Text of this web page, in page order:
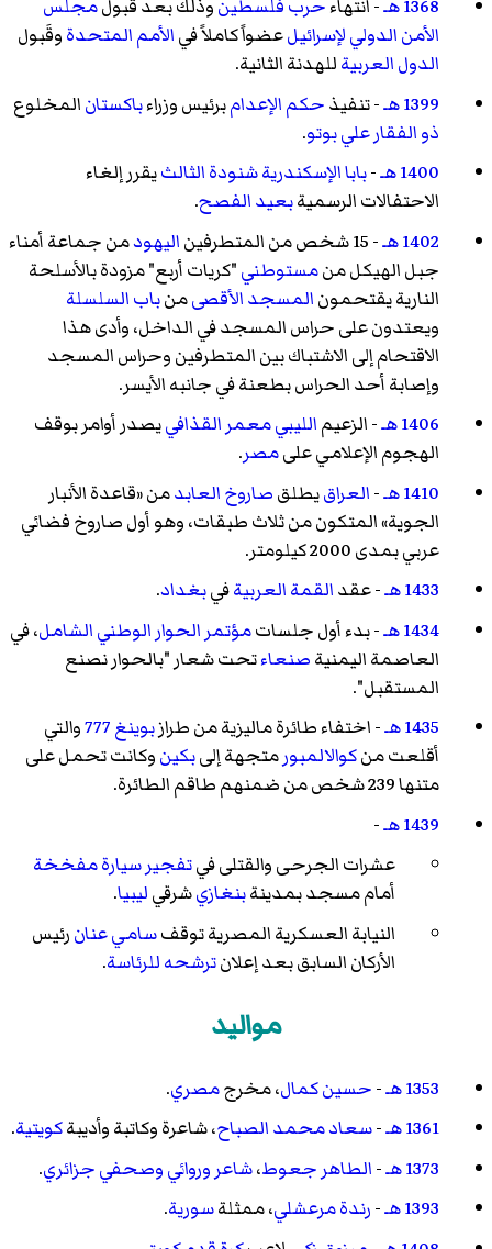
1368 هـ - انتهاءحرب فلسطينوذلك بعد قبولمجلس
الأمن الدوليلإسرائيلعضواً كاملاً فيالأمم المتحدةوقَبول
الدول العربيةللهدنة الثانية.
1399 هـ
- تنفيذحكم الإعدامبرئيس وزراءباكستانالمخلوع
ذو الفقار علي بوتو.
1400 هـ
-بابا الإسكندريةشنودة الثالثيقرر إلغاء
الاحتفالات الرسميةبعيد الفصح.
1402 هـ
- 15 شخص من المتطرفين اليهودمن جماعة أمناء
جبل الهيكل منمستوطني"كريات أربع" مزودة بالأسلحة
النارية يقتحمونالمسجد الأقصىمنباب السلسلة
ويعتدون على حراس المسجد في الداخل، وأدى هذا
الاقتحام إلى الاشتباك بين المتطرفين وحراس المسجد
وإصابة أحد الحراس بطعنة في جانبه الأيسر.
1406 هـ
- الزعيمالليبيمعمر القذافييصدر أوامر بوقف
الهجوم الإعلامي علىمصر.
1410 هـ
-العراقيطلقصاروخ العابدمن «قاعدة الأنبار
الجوية» المتكون من ثلاث طبقات، وهو أول صاروخ فضائي
عربي بمدى 2000 كيلومتر.
1433 هـ
- عقدالقمة العربيةفيبغداد.
1434 هـ
- بدء أول جلساتمؤتمر الحوار الوطني الشامل، في
العاصمة اليمنيةصنعاءتحت شعار "بالحوار نصنع
المستقبل".
1435 هـ
- اختفاء طائرة ماليزية من طرازبوينغ 777
والتي
أقلعت منكوالالمبورمتجهة إلىبكينوكانت تحمل على
متنها 239 شخص من ضمنهم طاقم الطائرة.
1439 هـ
-
عشرات الجرحى والقتلى فيتفجير سيارة مفخخة
أمام مسجد بمدينةبنغازيشرقيليبيا.
النيابة العسكرية المصرية توقفسامي عنانرئيس
الأركان السابق بعد إعلانترشحه للرئاسة.
مواليد
1353 هـ -حسين كمال، مخرجمصري.
1361 هـ
-سعاد محمد الصباح، شاعرة وكاتبة وأديبةكويتية.
1373 هـ
-الطاهر جعوط،شاعر وروائيوصحفيجزائري.
1393 هـ
-رندة مرعشلي، ممثلةسورية.